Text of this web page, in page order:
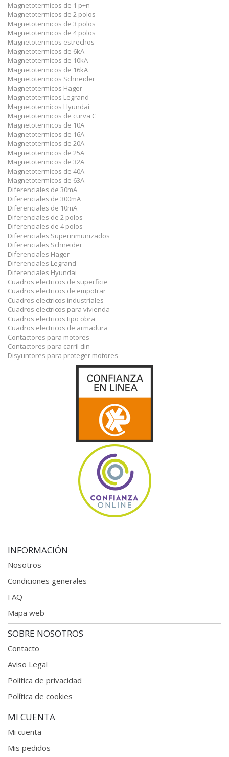
Magnetotermicos de 1 p+n
Magnetotermicos de 2 polos
Magnetotermicos de 3 polos
Magnetotermicos de 4 polos
Magnetotermicos estrechos
Magnetotermicos de 6kA
Magnetotermicos de 10kA
Magnetotermicos de 16kA
Magnetotermicos Schneider
Magnetotermicos Hager
Magnetotermicos Legrand
Magnetotermicos Hyundai
Magnetotermicos de curva C
Magnetotermicos de 10A
Magnetotermicos de 16A
Magnetotermicos de 20A
Magnetotermicos de 25A
Magnetotermicos de 32A
Magnetotermicos de 40A
Magnetotermicos de 63A
Diferenciales de 30mA
Diferenciales de 300mA
Diferenciales de 10mA
Diferenciales de 2 polos
Diferenciales de 4 polos
Diferenciales Superinmunizados
Diferenciales Schneider
Diferenciales Hager
Diferenciales Legrand
Diferenciales Hyundai
Cuadros electricos de superficie
Cuadros electricos de empotrar
Cuadros electricos industriales
Cuadros electricos para vivienda
Cuadros electricos tipo obra
Cuadros electricos de armadura
Contactores para motores
Contactores para carril din
Disyuntores para proteger motores
INFORMACIÓN
Nosotros
Condiciones generales
FAQ
Mapa web
SOBRE NOSOTROS
Contacto
Aviso Legal
Política de privacidad
Política de cookies
MI CUENTA
Mi cuenta
Mis pedidos